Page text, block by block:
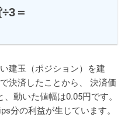
＝
建玉（ポジション）を建
決済したことから、 決済価
動いた値幅は0.05円です。
分の利益が生じています。